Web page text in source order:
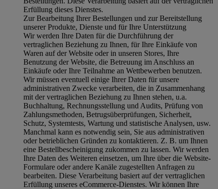
Erfüllung dieses Dienstes.
Zur Bearbeitung Ihrer Bestellungen und zur Bereitstellung
unserer Produkte, Dienste und für Ihre Unterstützung
Wir werden Ihre Daten für die Durchführung der
vertraglichen Beziehung zu Ihnen, für Ihre Einkäufe von
Waren auf der Website oder in unseren Stores, Ihre
Benutzung der Website, die Betreuung im Anschluss an
Einkäufe oder Ihre Teilnahme an Wettbewerben benutzen.
Wir müssen eventuell einige Ihrer Daten für unsere
administrativen Zwecke verarbeiten, die in Zusammenhang
mit der vertraglichen Beziehung zu Ihnen stehen, u.a.
Buchhaltung, Rechnungsstellung und Audits, Prüfung von
Zahlungsmethoden, Betrugsüberprüfungen, Sicherheit,
Schutz, Systemtests, Wartung und statistische Analysen, usw.
Manchmal kann es notwendig sein, Sie aus administrativen
oder betrieblichen Gründen zu kontaktieren. Z. B. um Ihnen
eine Bestellbescheinigung zukommen zu lassen. Wir werden
Ihre Daten des Weiteren einsetzen, um Ihre über die Website-
Formulare oder andere Kanäle zugestellten Anfragen zu
bearbeiten. Diese Verarbeitung basiert auf der vertraglichen
Erfüllung unseres eCommerce-Dienstes. Wir können Ihre